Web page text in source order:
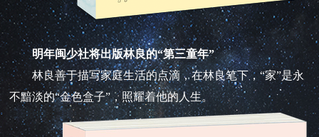
明年闽少社将出版林良的“第三童年”
林良善于描写家庭生活的点滴，在林良笔下，“家”是永
不黯淡的“金色盒子”，照耀着他的人生。